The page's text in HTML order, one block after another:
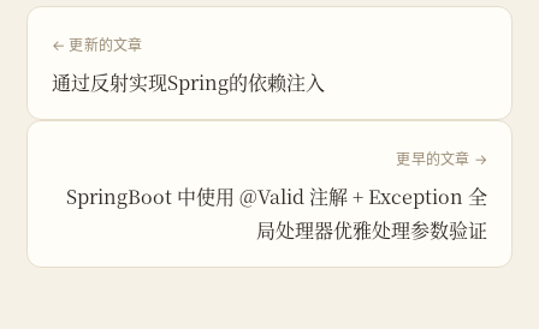
← 更新的文章
通过反射实现Spring的依赖注入
更早的文章 →
SpringBoot 中使用 @Valid 注解 + Exception 全
局处理器优雅处理参数验证